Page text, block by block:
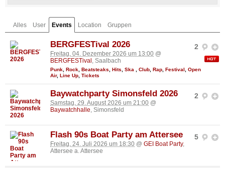
Alles User Events Location Gruppen
2
BERGFESTival 2026
Freitag, 04. Dezember 2026 um 13:00 @
BERGFESTival, Saalbach
Punk Rock Beatsteaks Hits Ska Club Rap Festival
Open
Air, Line Up Tickets
2
Baywatchparty Simonsfeld 2026
Samstag, 29. August 2026 um 21:00 @
Baywatchhalle, Simonsfeld
5
Flash 90s Boat Party am Attersee
Freitag, 24. Juli 2026 um 18:30 @ GEI Boat Party,
Attersee a. Attersee